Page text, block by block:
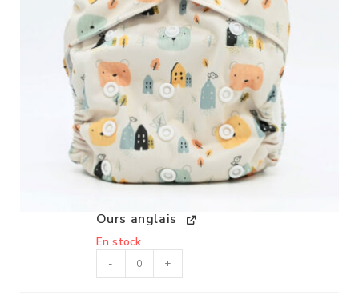
Ours anglais
En stock
- +